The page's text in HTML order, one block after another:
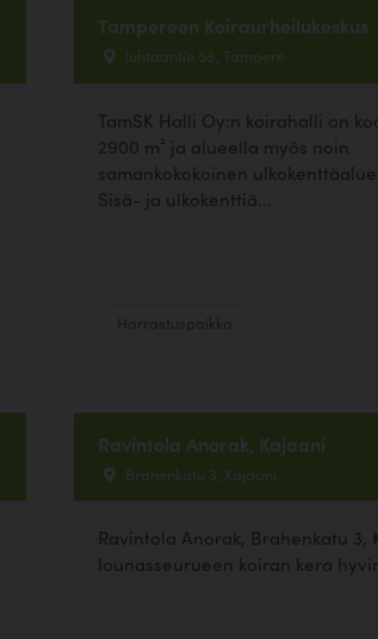
Tampereen Koiraurheilukeskus
luhtaantie 58, Tampere
TamSK Halli Oy:n koirahalli on
2900 m² ja alueella myös noin
samankokokoinen
Sisä- ja ulkokenttiä...
Ravintola Anorak, Kajaani
Brahenkatu 3, Kajaani
Ravintola Anorak, Brahenkatu 3,
lounasseurueen koiran kera